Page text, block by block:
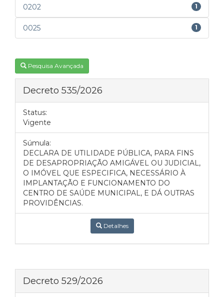
0202 1
0025 1
Pesquisa Avançada
Decreto 535/2026
Status:
Vigente
Súmula:
DECLARA DE UTILIDADE PÚBLICA, PARA FINS
DE DESAPROPRIAÇÃO AMIGÁVEL OU JUDICIAL,
O IMÓVEL QUE ESPECIFICA, NECESSÁRIO À
IMPLANTAÇÃO E FUNCIONAMENTO DO
CENTRO DE SAÚDE MUNICIPAL, E DÁ OUTRAS
PROVIDÊNCIAS.
Detalhes
Decreto 529/2026